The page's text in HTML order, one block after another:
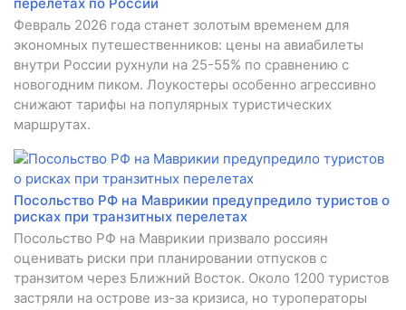
перелетах по России
Февраль 2026 года станет золотым временем для
экономных путешественников: цены на авиабилеты
внутри России рухнули на 25-55% по сравнению с
новогодним пиком. Лоукостеры особенно агрессивно
снижают тарифы на популярных туристических
маршрутах.
Посольство РФ на Маврикии предупредило туристов о
рисках при транзитных перелетах
Посольство РФ на Маврикии призвало россиян
оценивать риски при планировании отпусков с
транзитом через Ближний Восток. Около 1200 туристов
застряли на острове из-за кризиса, но туроператоры